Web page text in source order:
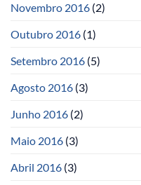
Novembro 2016 (2)
Outubro 2016 (1)
Setembro 2016 (5)
Agosto 2016 (3)
Junho 2016 (2)
Maio 2016 (3)
Abril 2016 (3)